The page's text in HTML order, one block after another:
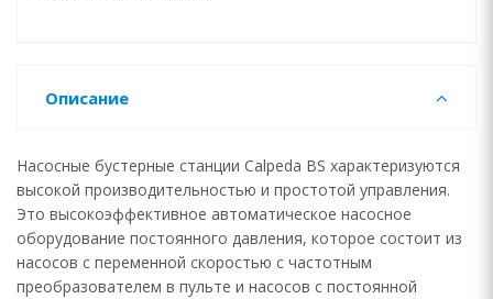
Описание
Насосные бустерные станции Calpeda BS характеризуются
высокой производительностью и простотой управления.
Это высокоэффективное автоматическое насосное
оборудование постоянного давления, которое состоит из
насосов с переменной скоростью с частотным
преобразователем в пульте и насосов с постоянной